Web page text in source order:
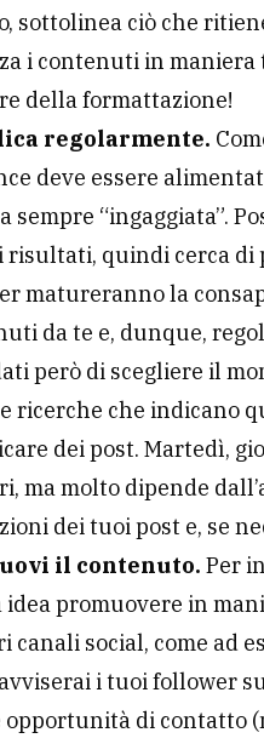
sottolinea ciò che
i contenuti in
della formattazione!
regolarmente.
deve essere
sempre “ingaggiata”.
risultati, quindi cerca di
matureranno la
da te e, dunque,
però di scegliere il
ricerche che indicano
dei post. Martedì,
ma molto dipende
dei tuoi post e, se
il contenuto.Per
idea promuovere in
canali social, come ad
i tuoi follower
opportunità di contatto